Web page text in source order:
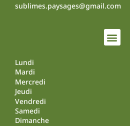
sublimes.paysages@gmail.com
Lundi
Mardi
Mercredi
Jeudi
Vendredi
Samedi
Dimanche